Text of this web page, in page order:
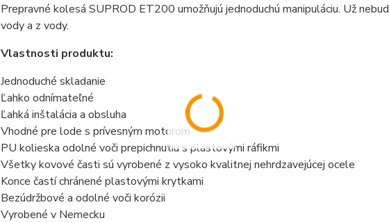
Prepravné kolesá SUPROD ET200 umožňujú jednoduchú manipuláciu. Už
vody a z vody.
Vlastnosti produktu:
Jednoduché skladanie
Ľahko odnímateľné
Ľahká inštalácia a obsluha
Vhodné pre lode s prívesným motorom
PU kolieska odolné voči prepichnutiu s plastovými ráfikmi
Všetky kovové časti sú vyrobené z vysoko kvalitnej nehrdzavejúcej ocele
Konce častí chránené plastovými krytkami
Bezúdržbové a odolné voči korózii
Vyrobené v Nemecku